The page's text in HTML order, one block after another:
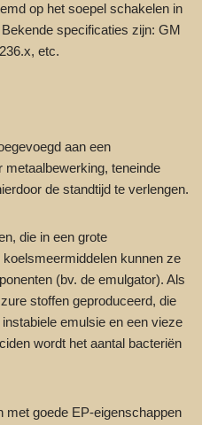
op het soepel schakelen in
specificaties zijn: GM
etc.
aan een
teneinde
de standtijd te verlengen.
die in een grote
kunnen ze
(bv. de emulgator). Als
stoffen geproduceerd, die
emulsie en een vieze
wordt het aantal bacteriën
met goede EP-eigenschappen